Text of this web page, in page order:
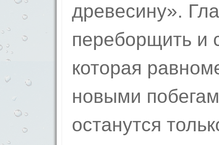
древесину».
переборщить и
которая
новыми
останутся